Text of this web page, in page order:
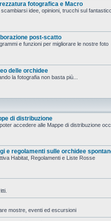
fotografica e Macro
scambiarsi idee, opinioni, trucchi sul
post-scatto
e funzioni per migliorare le nostre foto
delle orchidee
la fotografia non basta più...
di distribuzione
accedere alle Mappe di distribuzione
e regolamenti sulle orchidee
Habitat, Regolamenti e Liste Rosse
mostre, eventi ed escursioni